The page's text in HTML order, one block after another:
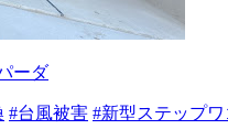
ーダ
#台風被害 #新型ステップ